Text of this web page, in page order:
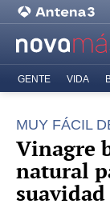
GENTE VIDA
MUY FÁCIL
Vinagre
natural